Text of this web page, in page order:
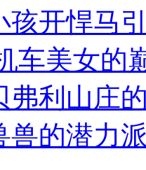
孩开悍马
车美女的
弗利山庄
兽的潜力